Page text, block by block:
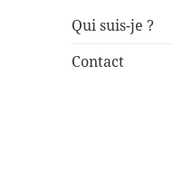
Qui suis-je ?
Contact